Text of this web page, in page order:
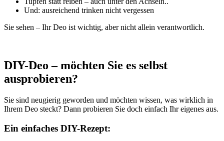
Und: ausreichend trinken nicht vergessen
Sie sehen – Ihr Deo ist wichtig, aber nicht allein verantwortlich.
DIY-Deo – möchten Sie es selbst
ausprobieren?
Sie sind neugierig geworden und möchten wissen, was wirklich in
Ihrem Deo steckt? Dann probieren Sie doch einfach Ihr eigenes aus.
Ein einfaches DIY-Rezept: